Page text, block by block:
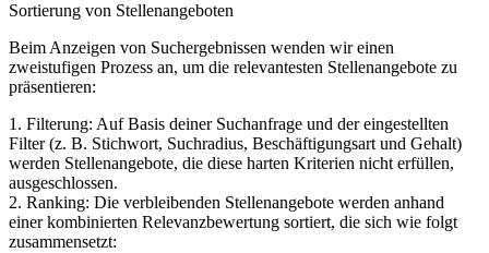
Sortierung von Stellenangeboten
Beim Anzeigen von Suchergebnissen wenden wir einen
zweistufigen Prozess an, um die relevantesten Stellenangebote zu
präsentieren:
1. Filterung: Auf Basis deiner Suchanfrage und der eingestellten
Filter (z. B. Stichwort, Suchradius, Beschäftigungsart und Gehalt)
werden Stellenangebote, die diese harten Kriterien nicht erfüllen,
ausgeschlossen.
2. Ranking: Die verbleibenden Stellenangebote werden anhand
einer kombinierten Relevanzbewertung sortiert, die sich wie folgt
zusammensetzt: